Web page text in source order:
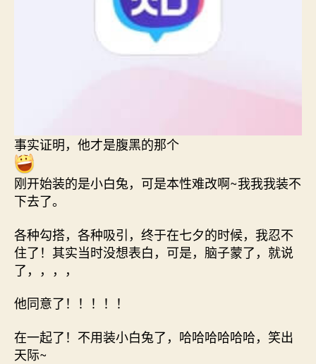
事实证明，他才是腹黑的那个
刚开始装的是小白兔，可是本性难改啊~我我我装不
下去了。
各种勾搭，各种吸引，终于在七夕的时候，我忍不
住了！其实当时没想表白，可是，脑子蒙了，就说
了，，，，
他同意了！！！！！
在一起了！不用装小白兔了，哈哈哈哈哈哈，笑出
天际~